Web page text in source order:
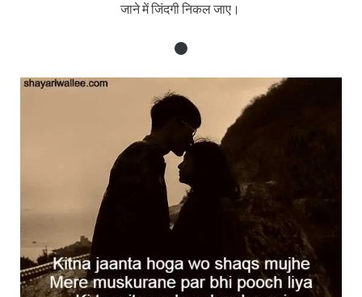
जाने में जिंदगी निकल जाए।